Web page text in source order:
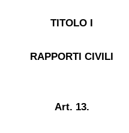
TITOLO I
RAPPORTI CIVILI
Art. 13.